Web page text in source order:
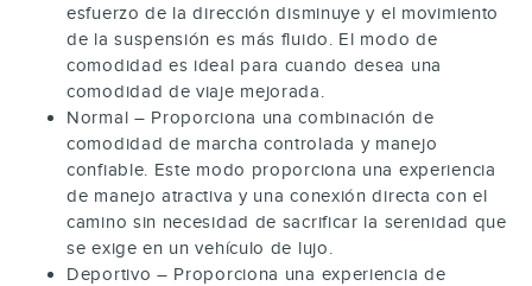
esfuerzo de la dirección disminuye y el movimiento
de la suspensión es más fluido. El modo de
comodidad es ideal para cuando desea una
comodidad de viaje mejorada.
Normal – Proporciona una combinación de
comodidad de marcha controlada y manejo
confiable. Este modo proporciona una experiencia
de manejo atractiva y una conexión directa con el
camino sin necesidad de sacrificar la serenidad que
se exige en un vehículo de lujo.
Deportivo – Proporciona una experiencia de